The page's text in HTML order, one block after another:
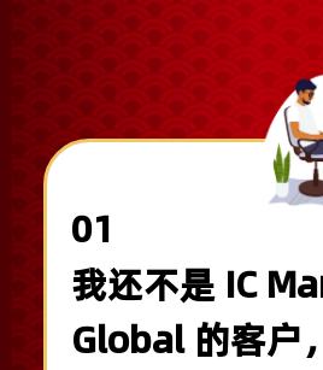
01
我还不是 IC
Global 的客户